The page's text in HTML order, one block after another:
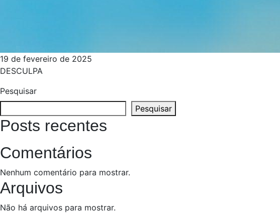
19 de fevereiro de 2025
DESCULPA
Pesquisar
Pesquisar
Posts recentes
Comentários
Nenhum comentário para mostrar.
Arquivos
Não há arquivos para mostrar.